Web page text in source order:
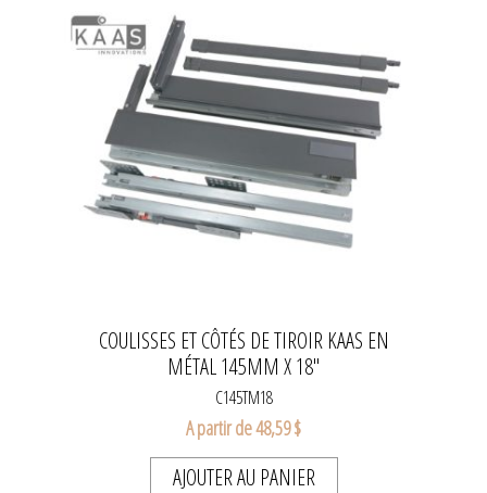
COULISSES ET CÔTÉS DE TIROIR KAAS EN
MÉTAL 145MM X 18''
C145TM18
A partir de 48,59 $
AJOUTER AU PANIER